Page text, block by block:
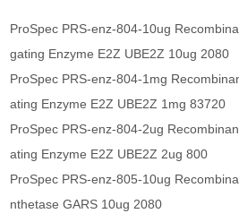
ProSpec PRS-enz-804-10ug
gating Enzyme E2Z UBE2Z 10ug 2080
ProSpec PRS-enz-804-1mg
ating Enzyme E2Z UBE2Z 1mg 83720
ProSpec PRS-enz-804-2ug
ating Enzyme E2Z UBE2Z 2ug 800
ProSpec PRS-enz-805-10ug
nthetase GARS 10ug 2080